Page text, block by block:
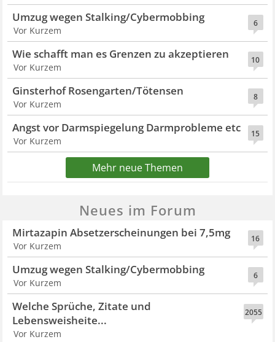
6
Umzug wegen Stalking/Cybermobbing
Vor Kurzem
10
Wie schafft man es Grenzen zu akzeptieren
Vor Kurzem
8
Ginsterhof Rosengarten/Tötensen
Vor Kurzem
15
Angst vor Darmspiegelung Darmprobleme etc
Vor Kurzem
Mehr neue Themen
Neues im Forum
16
Mirtazapin Absetzerscheinungen bei 7,5mg
Vor Kurzem
6
Umzug wegen Stalking/Cybermobbing
Vor Kurzem
2055
Welche Sprüche, Zitate und
Lebensweisheite...
Vor Kurzem